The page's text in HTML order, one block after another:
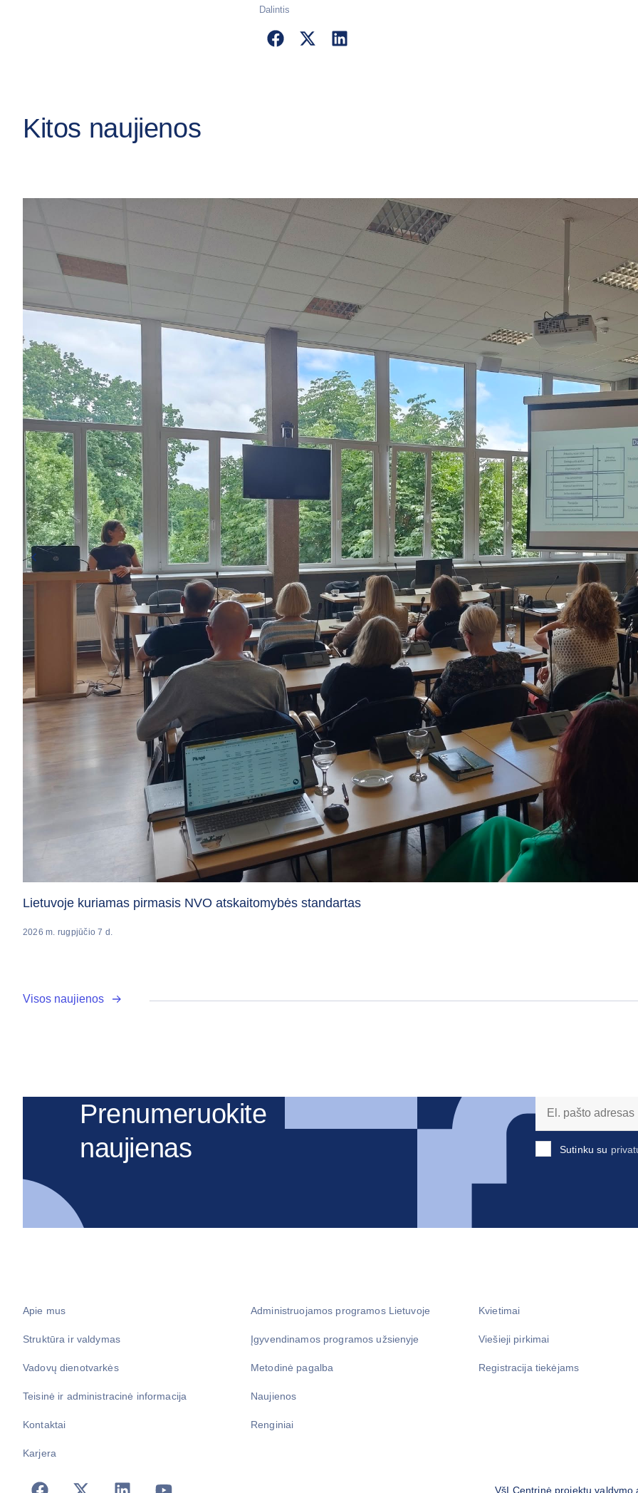
Dalintis
Kitos naujienos
Lietuvoje kuriamas pirmasis NVO atskaitomybės standartas
2026 m. rugpjūčio 7 d.
Visos naujienos
Prenumeruokite
naujienas
Sutinku su
Apie mus
Struktūra ir valdymas
Vadovų dienotvarkės
Teisinė ir administracinė informacija
Kontaktai
Karjera
Administruojamos programos Lietuvoje
Įgyvendinamos programos užsienyje
Metodinė pagalba
Naujienos
Renginiai
Kvietimai
Viešieji pirkimai
Registracija tiekėjams
VšĮ Centrinė projektų valdymo